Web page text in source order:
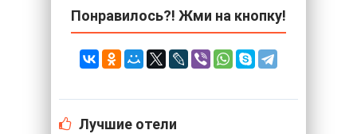
Понравилось?! Жми на кнопку!
Лучшие отели